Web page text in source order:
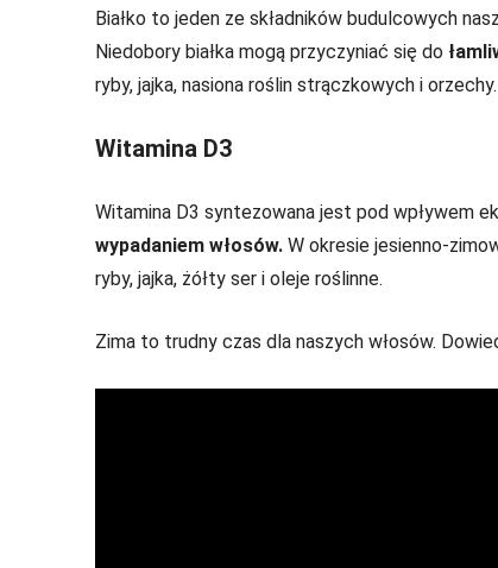
Białko to jeden ze składników budulcowych
Niedobory białka mogą przyczyniać się do
ryby, jajka, nasiona roślin strączkowych i orzechy.
Witamina D3
Witamina D3 syntezowana jest pod wpływem
wypadaniem włosów. W okresie jesienno-
ryby, jajka, żółty ser i oleje roślinne.
Zima to trudny czas dla naszych włosów.